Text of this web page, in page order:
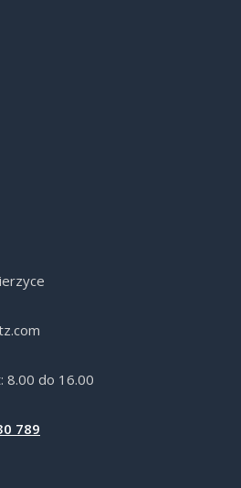
8.00 do 16.00
789